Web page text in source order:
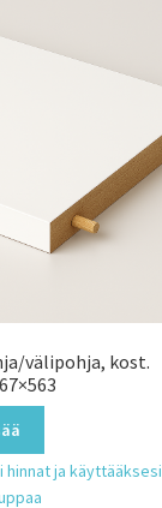
välipohja, kost.
hinnat ja käyttääksesi